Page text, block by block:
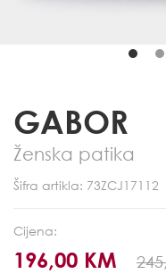
GABOR
Ženska patika
Šifra artikla: 73ZCJ17112
Cijena:
196,00 KM